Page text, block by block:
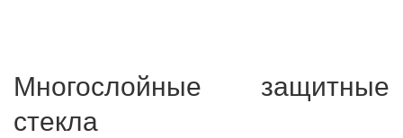
Многослойные защитные
стекла